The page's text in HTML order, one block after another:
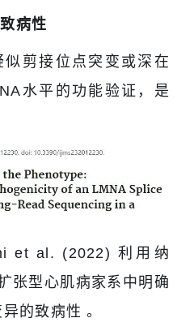
病性
剪接位点突变或深在
水平的功能验证，是
et al. (2022) 利用纳
张型心肌病家系中明确
的致病性 。